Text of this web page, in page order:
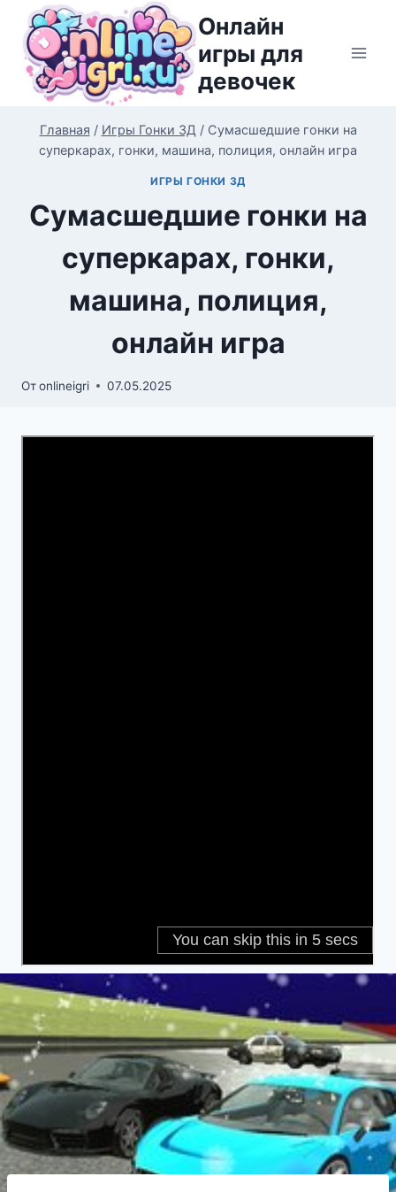
Перейти
содержимому
Онлайн
игры для
девочек
Главная / Игры Гонки 3Д / Сумасшедшие гонки на
суперкарах, гонки, машина, полиция, онлайн игра
ИГРЫ ГОНКИ 3Д
Сумасшедшие гонки на
суперкарах, гонки,
машина, полиция,
онлайн игра
Отonlineigri 07.05.2025